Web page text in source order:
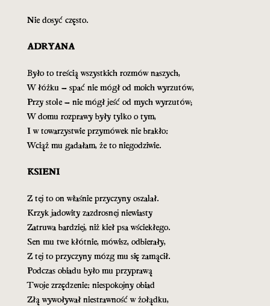
Nie dosyć często.
ADRYANA
Było to treścią wszystkich rozmów naszych,
W łóżku – spać nie mógł od moich wyrzutów,
Przy stole – nie mógł jeść od mych wyrzutów;
W domu rozprawy były tylko o tym,
I w towarzystwie przymówek nie brakło:
Wciąż mu gadałam, że to niegodziwie.
KSIENI
Z tej to on właśnie przyczyny oszalał.
Krzyk jadowity zazdrosnej niewiasty
Zatruwa bardziej, niż kieł psa wściekłego.
Sen mu twe kłótnie, mówisz, odbierały,
Z tej to przyczyny mózg mu się zamącił.
Podczas obiadu było mu przyprawą
Twoje zrzędzenie: niespokojny obiad
Złą wywoływał niestrawność w żołądku,